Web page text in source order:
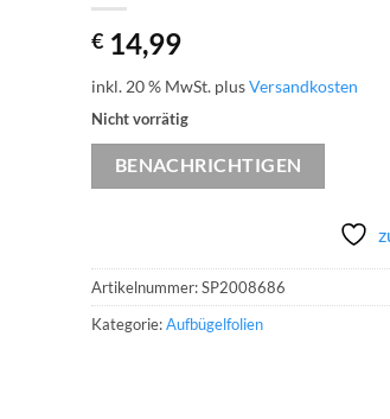
€ 14,99
inkl. 20 % MwSt. plusVersandkosten
Nicht vorrätig
BENACHRICHTIGEN
Artikelnummer:SP2008686
Kategorie:Aufbügelfolien